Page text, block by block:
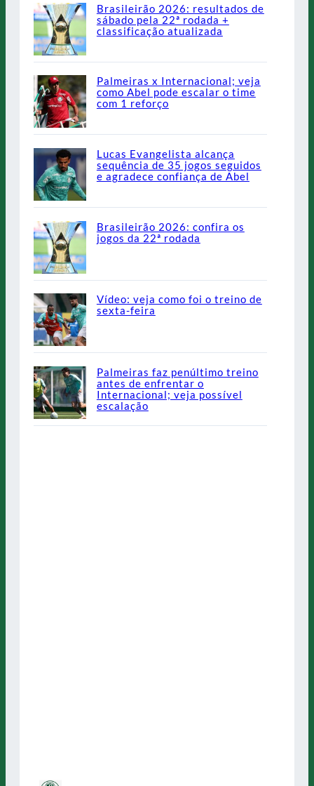
Brasileirão 2026: resultados de
sábado pela 22ª rodada +
classificação atualizada
Palmeiras x Internacional; veja
como Abel pode escalar o time
com 1 reforço
Lucas Evangelista alcança
sequência de 35 jogos seguidos
e agradece confiança de Abel
Brasileirão 2026: confira os
jogos da 22ª rodada
Vídeo: veja como foi o treino de
sexta-feira
Palmeiras faz penúltimo treino
antes de enfrentar o
Internacional; veja possível
escalação